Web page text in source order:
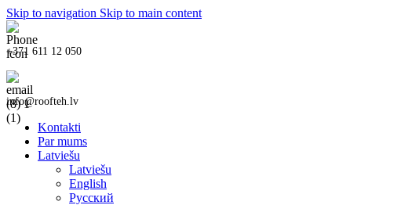
Skip to navigation Skip to main content
+371 611 12 050
info@roofteh.lv
Kontakti
Par mums
Latviešu
Latviešu
English
Русский